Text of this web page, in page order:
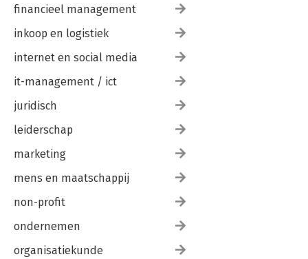
financieel management
inkoop en logistiek
internet en social media
it-management / ict
juridisch
leiderschap
marketing
mens en maatschappij
non-profit
ondernemen
organisatiekunde